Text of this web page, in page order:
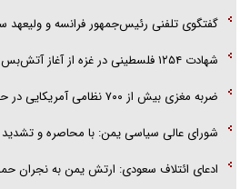
گفتگوی تلفنی رئیس‌جمهور فرانسه و ولیعهد
شهادت ۱۲۵۴ فلسطینی در غزه از آغاز آتش‌بس تاکنون
ضربه مغزی بیش از ۷۰۰ نظامی آمریکایی در حملات ایران
شورای عالی سیاسی یمن: با محاصره و تشدید
ادعای ائتلاف سعودی: ارتش یمن به نجران